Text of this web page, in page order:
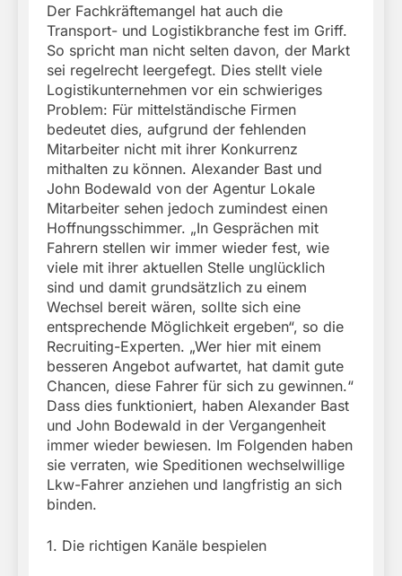
Der Fachkräftemangel hat auch die
Transport- und Logistikbranche fest im Griff.
So spricht man nicht selten davon, der Markt
sei regelrecht leergefegt. Dies stellt viele
Logistikunternehmen vor ein schwieriges
Problem: Für mittelständische Firmen
bedeutet dies, aufgrund der fehlenden
Mitarbeiter nicht mit ihrer Konkurrenz
mithalten zu können. Alexander Bast und
John Bodewald von der Agentur Lokale
Mitarbeiter sehen jedoch zumindest einen
Hoffnungsschimmer. „In Gesprächen mit
Fahrern stellen wir immer wieder fest, wie
viele mit ihrer aktuellen Stelle unglücklich
sind und damit grundsätzlich zu einem
Wechsel bereit wären, sollte sich eine
entsprechende Möglichkeit ergeben“, so die
Recruiting-Experten. „Wer hier mit einem
besseren Angebot aufwartet, hat damit gute
Chancen, diese Fahrer für sich zu gewinnen.“
Dass dies funktioniert, haben Alexander Bast
und John Bodewald in der Vergangenheit
immer wieder bewiesen. Im Folgenden haben
sie verraten, wie Speditionen wechselwillige
Lkw-Fahrer anziehen und langfristig an sich
binden.
1. Die richtigen Kanäle bespielen